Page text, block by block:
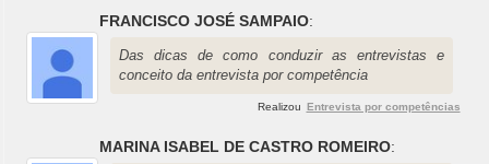
FRANCISCO JOSÉ SAMPAIO:
Das dicas de como conduzir as entrevistas e
conceito da entrevista por competência
Realizou Entrevista por competências
MARINA ISABEL DE CASTRO ROMEIRO: